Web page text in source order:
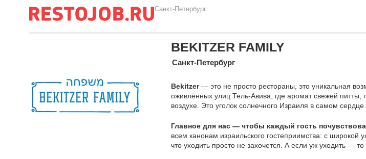
Санкт-Петербург
BEKITZER FAMILY
Санкт-Петербург
Bekitzer— это не просто рестораны, это уникальная
оживлённых улиц Тель-Авива, где аромат свежей
воздухе. Это уголок солнечного Израиля в самом сердце
Главное для нас — чтобы каждый гость
всем канонам израильского гостеприимства: с широкой
что уходить просто не захочется. А если уж уходить —